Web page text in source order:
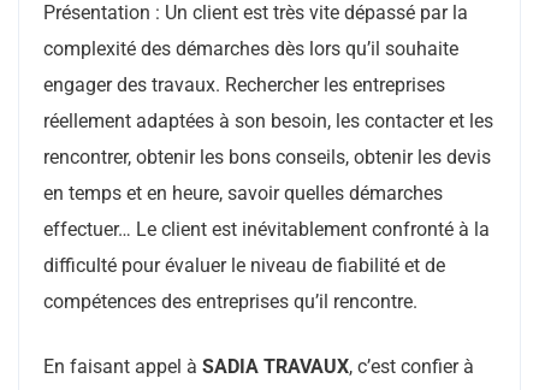
Présentation : Un client est très vite dépassé par la
complexité des démarches dès lors qu’il souhaite
engager des travaux. Rechercher les entreprises
réellement adaptées à son besoin, les contacter et les
rencontrer, obtenir les bons conseils, obtenir les devis
en temps et en heure, savoir quelles démarches
effectuer… Le client est inévitablement confronté à la
difficulté pour évaluer le niveau de fiabilité et de
compétences des entreprises qu’il rencontre.
En faisant appel à SADIA TRAVAUX, c’est confier à